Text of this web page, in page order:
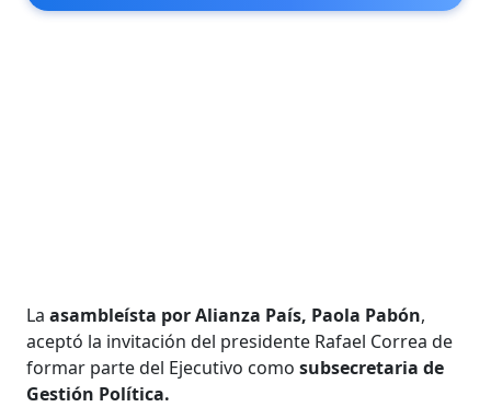
Laasambleísta por Alianza País, Paola Pabón,
aceptó la invitación del presidente Rafael Correa de
formar parte del Ejecutivo comosubsecretaria de
Gestión Política.